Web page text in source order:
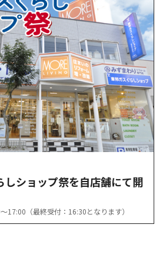
しショップ祭を自店舗にて開
（最終受付：16:30となります）